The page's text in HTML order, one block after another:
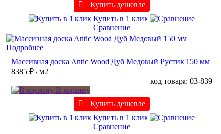
Купить дешевле
Купить в 1 клик
Сравнение
Подробнее
Массивная доска Antic Wood Дуб Медовый Рустик 150 мм
8385 ₽ / м2
код товара: 03-839
В корзину
Купить дешевле
Купить в 1 клик
Сравнение